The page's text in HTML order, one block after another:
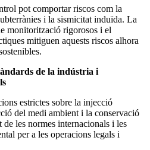
pot comportar riscos com la
i la sismicitat induïda. La
monitorització rigorosos i el
mitiguen aquests riscos alhora
de la indústria i
estrictes sobre la injecció
del medi ambient i la conservació
les normes internacionals i les
per a les operacions legals i